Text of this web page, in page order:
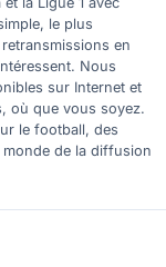
le plus
en
Nous
sur Internet et
où que vous soyez.
le football, des
de la diffusion